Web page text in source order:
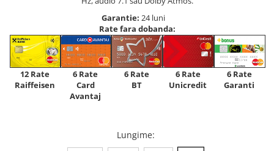
Garantie: 24 luni
Rate fara dobanda:
12 Rate
Raiffeisen
6 Rate
Card
Avantaj
6 Rate
BT
6 Rate
Unicredit
6 Rate
Garanti
Lungime: